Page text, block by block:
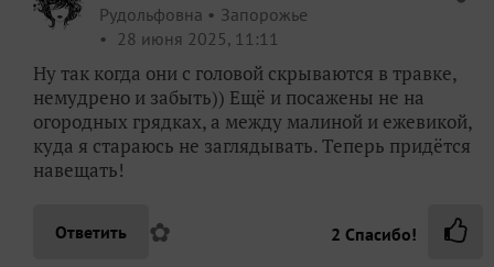
NatashaNovikova
Наталья
Томск
28 июня 2025, 15:51
У меня мечта — посадить чего нить и забыть, а
оно пусть само растёт
😀
Ответить
Talero